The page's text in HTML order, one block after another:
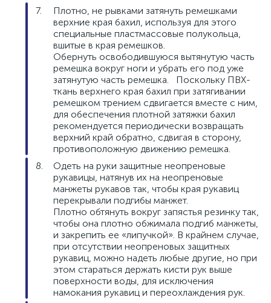
Плотно, не рывками затянуть ремешками
верхние края бахил, используя для этого
специальные пластмассовые полукольца,
вшитые в края ремешков.
Обернуть освободившуюся вытянутую часть
ремешка вокруг ноги и убрать его под уже
затянутую часть ремешка. Поскольку ПВХ-
ткань верхнего края бахил при затягивании
ремешком трением сдвигается вместе с ним,
для обеспечения плотной затяжки бахил
рекомендуется периодически возвращать
верхний край обратно, сдвигая в сторону,
противоположную движению ремешка.
Одеть на руки защитные неопреновые
рукавицы, натянув их на неопреновые
манжеты рукавов так, чтобы края рукавиц
перекрывали подгибы манжет.
Плотно обтянуть вокруг запястья резинку так,
чтобы она плотно обжимала подгиб манжеты,
и закрепить ее «липучкой». В крайнем случае,
при отсутствии неопреновых защитных
рукавиц, можно надеть любые другие, но при
этом стараться держать кисти рук выше
поверхности воды, для исключения
намокания рукавиц и переохлаждения рук.